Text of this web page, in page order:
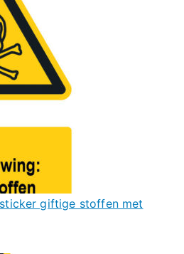
giftige stoffen met